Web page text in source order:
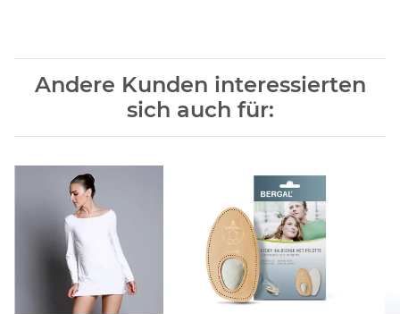
Andere Kunden interessierten
sich auch für: